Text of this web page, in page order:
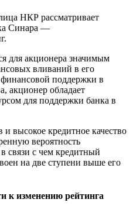
НКР рассматривает
Синара —
для акционера значимым
вливаний в его
поддержки в
акционер обладает
для поддержки банка в
высокое кредитное качество
вероятность
связи с чем кредитный
на две ступени выше его
к изменению рейтинга